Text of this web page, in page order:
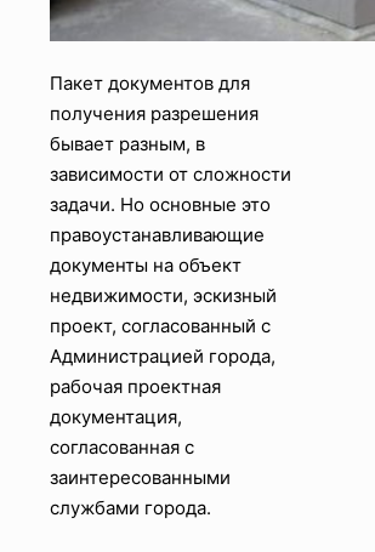
Пакет документов для
получения разрешения
бывает разным, в
зависимости от сложности
задачи. Но основные это
правоустанавливающие
документы на объект
недвижимости, эскизный
проект, согласованный с
Администрацией города,
рабочая проектная
документация,
согласованная с
заинтересованными
службами города.